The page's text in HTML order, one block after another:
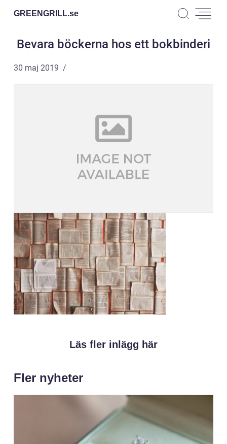
GREENGRILL.se
Bevara böckerna hos ett bokbinderi
30 maj 2019
Läs fler inlägg här
Fler nyheter